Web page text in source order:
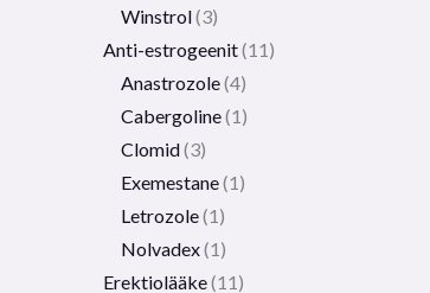
Winstrol 3
Anti-estrogeenit 11
Anastrozole 4
Cabergoline 1
Clomid 3
Exemestane 1
Letrozole 1
Nolvadex 1
Erektiolääke 11